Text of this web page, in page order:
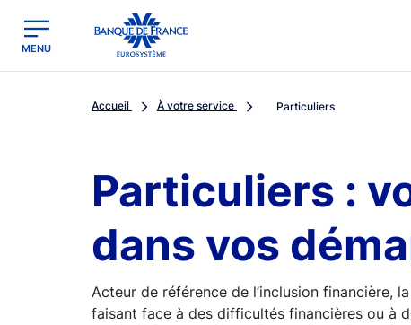
Banque de France - Menu Principal
MENU
Accueil À votre service Particuliers
Particuliers :
dans vos
Acteur de référence de l’inclusion financière,
faisant face à des difficultés financières ou à